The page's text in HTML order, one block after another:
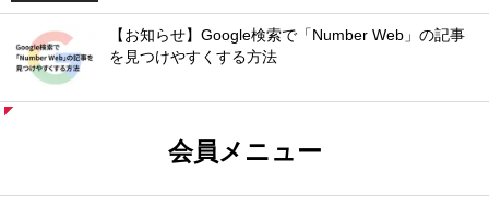
【お知らせ】Google検索で「Number Web」の記事
を見つけやすくする方法
会員メニュー